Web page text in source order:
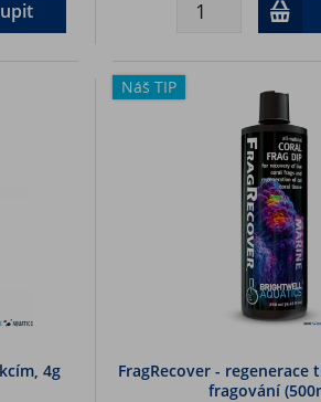
4g
Náš TIP
FragRecover - regenerace
fragování